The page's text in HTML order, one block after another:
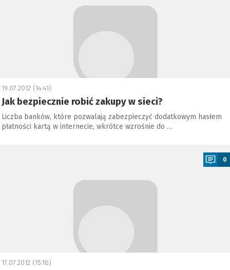
19.07.2012 (14:41)
Jak bezpiecznie robić zakupy w sieci?
Liczba banków, które pozwalają zabezpieczyć dodatkowym hasłem
płatności kartą w internecie, wkrótce wzrośnie do …
0
17.07.2012 (15:16)